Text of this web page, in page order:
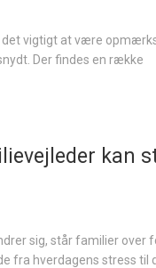
det vigtigt at være
Der findes en række
kan
sig, står familier over
fra hverdagens stress til